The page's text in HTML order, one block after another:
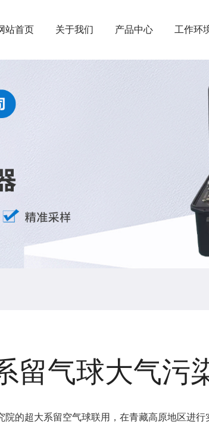
站首页 关于我们 产品中心 工作环
留气球大气污
的超大系留空气球联用，在青藏高原地区进